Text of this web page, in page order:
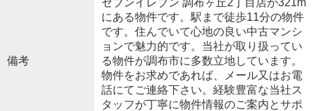
備考
セブンイレブン 調布ヶ丘2丁目店が321m
にある物件です。駅まで徒歩11分の物件
です。住んでいて心地の良い中古マンシ
ョンで魅力的です。当社が取り扱ってい
る物件が調布市に多数立地しています。
物件をお求めであれば、メール又はお電
話にてご連絡下さい。経験豊富な当社ス
タッフが丁寧に物件情報のご案内とサポ